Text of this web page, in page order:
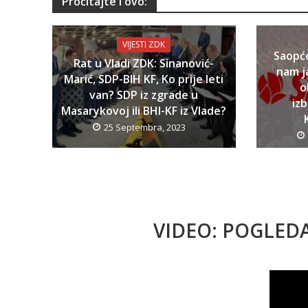
VIJESTI ZDK
Rat u Vladi ZDK: Sinanović-
Marić, SDP-BIH KF, Ko prije leti
van? SDP iz zgrade u
Masarykovoj ili BHI-KF iz Vlade?
25 Septembra, 2023
nam
VIDEO: